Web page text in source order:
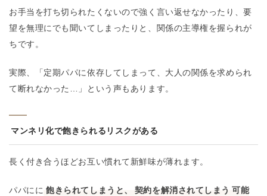
お手当を打ち切られたくないので強く言い返せなかったり、要
望を無理にでも聞いてしまったりと、関係の主導権を握られが
ちです。​
実際、「定期パパに依存してしまって、大人の関係を求められ
て断れなかった…」という声もあります。
マンネリ化で飽きられるリスクがある
長く付き合うほどお互い慣れて新鮮味が薄れます。
パパにに 飽きられてしまうと、 契約を解消されてしまう 可能